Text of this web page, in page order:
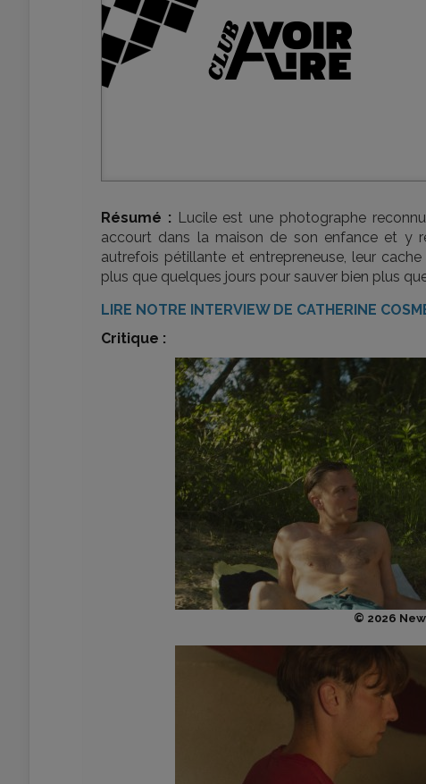
Résumé : Lucile est une photographe
accourt dans la maison de son enfance et y
autrefois pétillante et entrepreneuse, leur
plus que quelques jours pour sauver bien plus
LIRE NOTRE INTERVIEW DE CATHERINE
Critique :
© 2026